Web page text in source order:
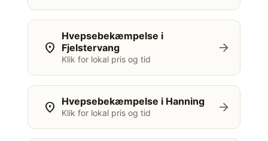
location_on
Hvepsebekæmpelse i
Fjelstervang
Klik for lokal pris og tid
arrow_forward
location_on Hvepsebekæmpelse i Hanning
Klik for lokal pris og tid arrow_forward